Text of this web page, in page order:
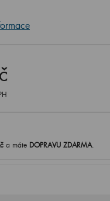
a máte DOPRAVU ZDARMA.